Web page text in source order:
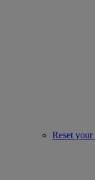
Reset